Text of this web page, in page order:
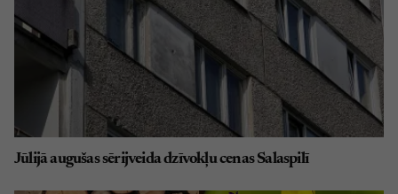
Jūlijā augušas sērijveida dzīvokļu cenas Salaspilī